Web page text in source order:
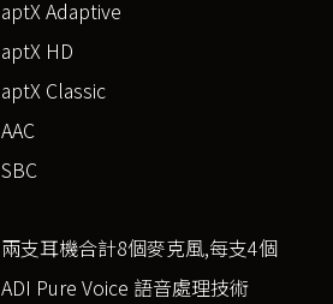
aptX Adaptive
aptX HD
aptX Classic
AAC
SBC
兩支耳機合計8個麥克風,每支4個
ADI Pure Voice 語音處理技術